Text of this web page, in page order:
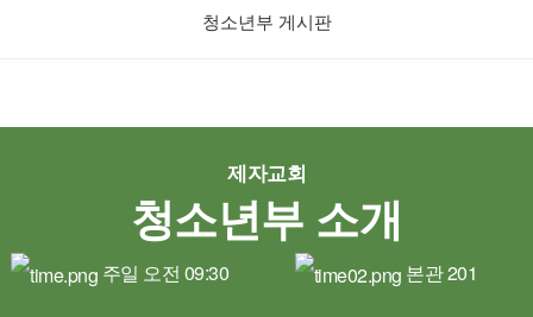
청소년부 게시판
제자교회
청소년부 소개
주일 오전 09:30 본관 201